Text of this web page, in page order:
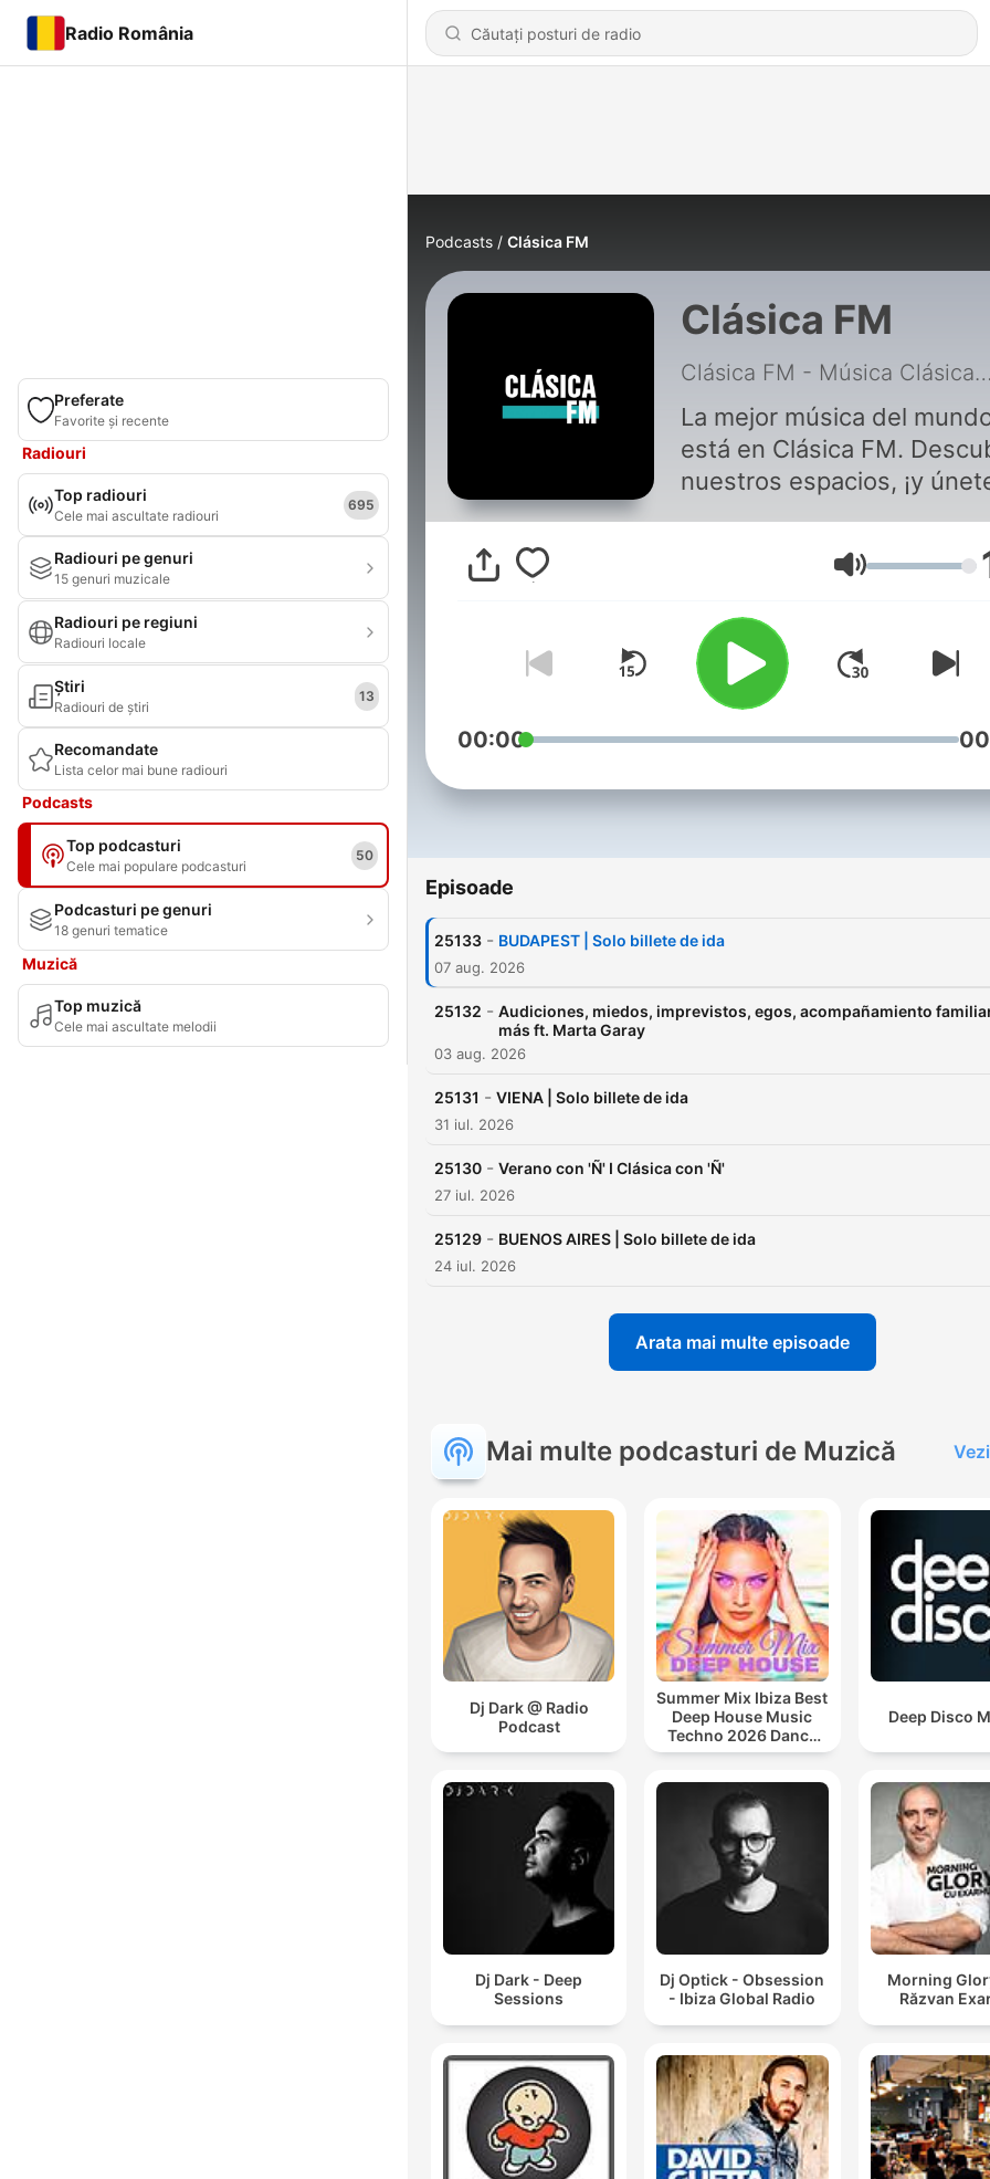
Radio România
Preferate
Favorite și recente
Radiouri
Top radiouri
Cele mai ascultate radiouri
695
Radiouri pe genuri
15 genuri muzicale
Radiouri pe regiuni
Radiouri locale
Știri
Radiouri de știri
13
Recomandate
Lista celor mai bune radiouri
Podcasts
Top podcasturi
Cele mai populare podcasturi
50
Podcasturi pe genuri
18 genuri tematice
Muzică
Top muzică
Cele mai ascultate melodii
Podcasts Clásica FM
Clásica FM
Clásica FM -
La mejor música del
está en Clásica FM.
nuestros espacios, ¡y
mecenas! Web:
www.clasicafmradio.com
Volum
00:00
Episoade
25133 - BUDAPEST | Solo billete de ida
07 aug. 2026
25132 - Audiciones, miedos, imprevistos, egos, acompañamiento
más ft. Marta Garay
03 aug. 2026
25131 - VIENA | Solo billete de ida
31 iul. 2026
25130 - Verano con 'Ñ' I Clásica con 'Ñ'
27 iul. 2026
25129 - BUENOS AIRES | Solo billete de ida
24 iul. 2026
Arata mai multe episoade
Mai multe podcasturi de Muzică
Dj Dark @ Radio
Podcast
Summer Mix Ibiza Best
Deep House Music
Techno 2026 Dance
Chill Out Lounge
Deep Disco
Dj Dark - Deep
Sessions
Dj Optick - Obsession
- Ibiza Global Radio
Morning
Răzvan